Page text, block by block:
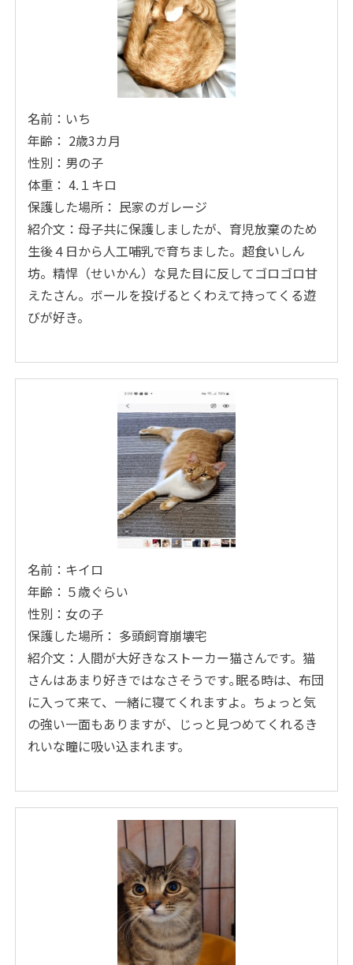
名前：いち
年齢： 2歳3カ月
性別：男の子
体重： 4.１キロ
保護した場所： 民家のガレージ
紹介文：母子共に保護しましたが、育児放棄のため
生後４日から人工哺乳で育ちました。超食いしん
坊。精悍（せいかん）な見た目に反してゴロゴロ甘
えたさん。ボールを投げるとくわえて持ってくる遊
びが好き。
名前：キイロ
年齢：５歳ぐらい
性別：女の子
保護した場所： 多頭飼育崩壊宅
紹介文：人間が大好きなストーカー猫さんです。猫
さんはあまり好きではなさそうです｡眠る時は、布団
に入って来て、一緒に寝てくれますよ。ちょっと気
の強い一面もありますが、じっと見つめてくれるき
れいな瞳に吸い込まれます。